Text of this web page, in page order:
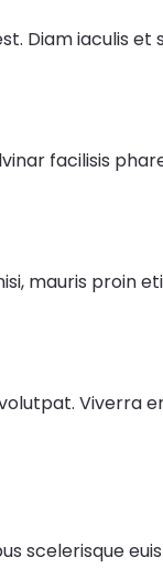
Diam iaculis
facilisis
mauris proin
Viverra
scelerisque